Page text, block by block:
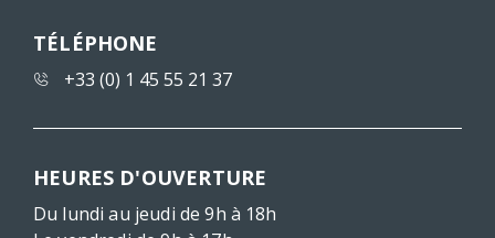
TÉLÉPHONE
+33 (0) 1 45 55 21 37
HEURES D'OUVERTURE
Du lundi au jeudi de 9h à 18h